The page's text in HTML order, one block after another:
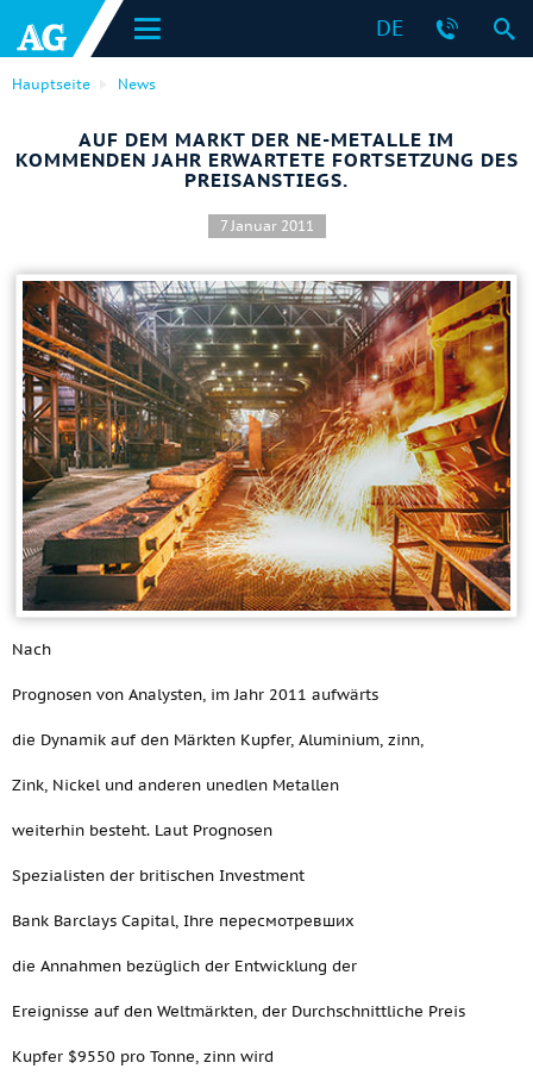
DE
Hauptseite News
AUF DEM MARKT DER NE-METALLE IM
KOMMENDEN JAHR ERWARTETE FORTSETZUNG DES
PREISANSTIEGS.
7 Januar 2011
Nach
Prognosen von Analysten, im Jahr 2011 aufwärts
die Dynamik auf den Märkten Kupfer, Aluminium, zinn,
Zink, Nickel und anderen unedlen Metallen
weiterhin besteht. Laut Prognosen
Spezialisten der britischen Investment
Bank Barclays Capital, Ihre пересмотревших
die Annahmen bezüglich der Entwicklung der
Ereignisse auf den Weltmärkten, der Durchschnittliche Preis
Kupfer $9550 pro Tonne, zinn wird